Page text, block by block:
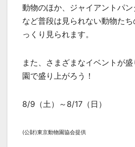
動物のほか、ジャイアントパ
など普段は見られない動物た
っくり見られます。
また、さまざまなイベントが
園で盛り上がろう！
8/9（土）～8/17（日）
(公財)東京動物園協会提供